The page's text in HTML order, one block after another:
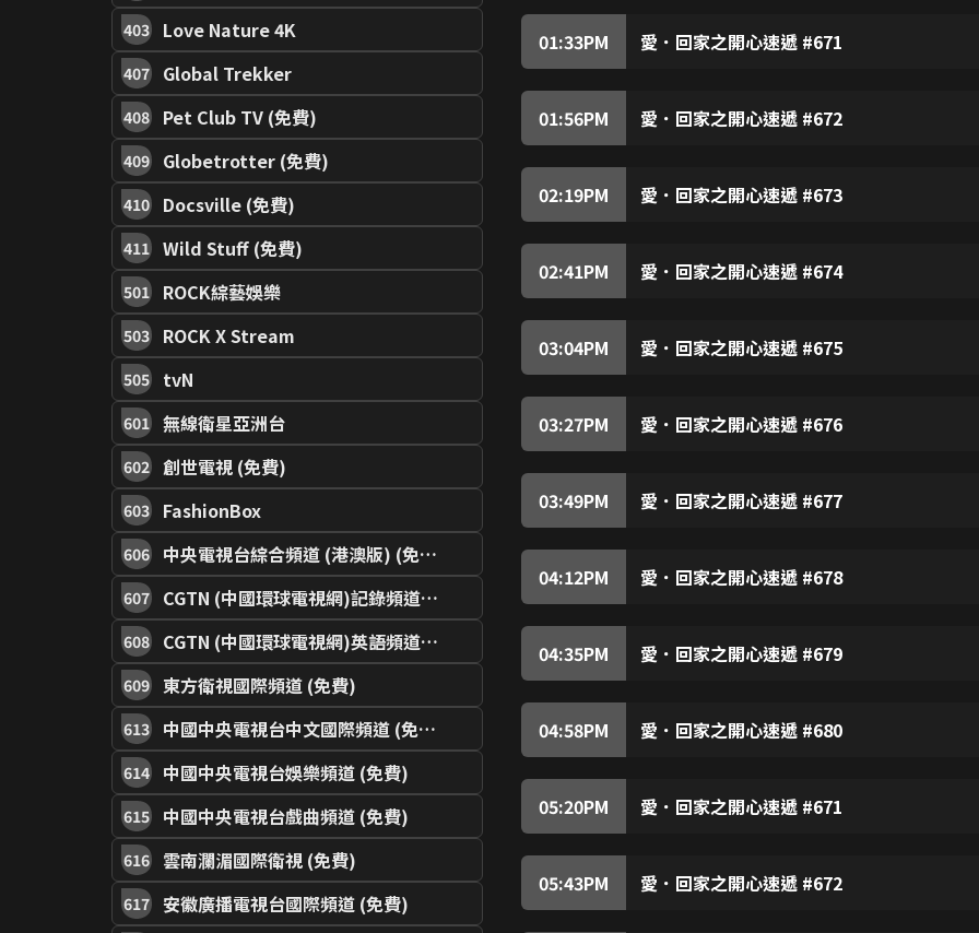
403 Love Nature 4K
407 Global Trekker
408 Pet Club TV (免費)
409 Globetrotter (免費)
410 Docsville (免費)
411 Wild Stuff (免費)
501 ROCK綜藝娛樂
503 ROCK X Stream
505 tvN
601 無線衛星亞洲台
602 創世電視 (免費)
603 FashionBox
606 中央電視台綜合頻道 (港澳版) (免費)
607 CGTN (中國環球電視網)記錄頻道 (免費)
608 CGTN (中國環球電視網)英語頻道 (免費)
609 東方衛視國際頻道 (免費)
613 中國中央電視台中文國際頻道 (免費)
614 中國中央電視台娛樂頻道 (免費)
615 中國中央電視台戲曲頻道 (免費)
616 雲南瀾湄國際衛視 (免費)
617 安徽廣播電視台國際頻道 (免費)
他與凌凌等前往郊外燒烤，要向Bonnie展示他
自信心對男人的重要性，Bonnie決意裝笨，製造
01:33PM 愛．回家之開心速遞 #671
滿。敢威要龔燁與曹總洽談生意，若水見龔燁苦
樹根懷疑若水遭龔燁利用，擔心她會被龔燁所害
01:56PM 愛．回家之開心速遞 #672
裸露戲份，怕令父親丟臉。尚善得悉後決定易角
道，朱展得悉後大怒，誓要阻止凌凌演出《曹總
02:19PM 愛．回家之開心速遞 #673
馬榮及後安排清參演劇中護士一角，又藉詞要教
榮原來藉教戲欺騙粉絲與他發生關係，擔心清亦
02:41PM 愛．回家之開心速遞 #674
遏止打嗝再去面試，怎料……凌凌求曹總讓城安在
而不斷闖禍。城安無法正常工作，變得自暴自棄
03:04PM 愛．回家之開心速遞 #675
城安而獲得靈感，決定利用科學知識進行表演。
麗的妒忌，暗中進行破壞，害得心如的表演發生
03:27PM 愛．回家之開心速遞 #676
被隨後而至的曹總看到，他靈機一動，決意開拍
準備為新劇擔任武術指導，怎料……樹根憶起師父
03:49PM 愛．回家之開心速遞 #677
蓮那箱麒麟果後大怒，拒為好爸bar供貨。力蓮得
帳，城安認出碧雲後不禁心驚……碧雲向力蓮報復
04:12PM 愛．回家之開心速遞 #678
子孝送了很多名牌產品予Venus，擔心Venus是個
質的產品。子孝支出浩大，唯有拼命工作賺錢，
04:35PM 愛．回家之開心速遞 #679
又極差，不禁擔心自己真的是家聰的剋星。家聰
聰的X光片後，發現其肺部有黑影。愛詩猶豫應否
04:58PM 愛．回家之開心速遞 #680
他與凌凌等前往郊外燒烤，要向Bonnie展示他
自信心對男人的重要性，Bonnie決意裝笨，製造
05:20PM 愛．回家之開心速遞 #671
滿。敢威要龔燁與曹總洽談生意，若水見龔燁苦
樹根懷疑若水遭龔燁利用，擔心她會被龔燁所害
05:43PM 愛．回家之開心速遞 #672